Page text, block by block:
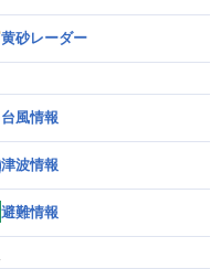
黄砂レーダー
台風情報
津波情報
避難情報